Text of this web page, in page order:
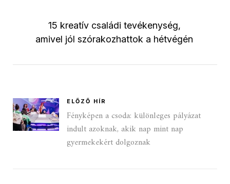
15 kreatív családi tevékenység,
amivel jól szórakozhattok a hétvégén
ELŐZŐ HÍR
Fényképen a csoda: különleges pályázat
indult azoknak, akik nap mint nap
gyermekekért dolgoznak